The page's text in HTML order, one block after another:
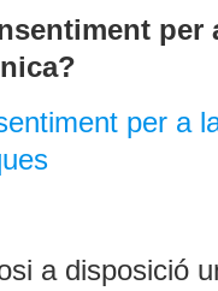
per a
a disposició